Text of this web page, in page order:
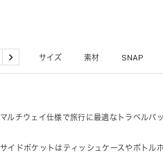
細 サイズ 素材 SNAP
次
へ
マルチウェイ仕様で旅行に最適なトラベルバッ
サイドポケットはティッシュケースやボトル